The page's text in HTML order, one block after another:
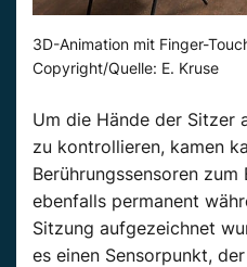
3D-Animation mit Finger-
Copyright/Quelle: E. Kruse
Um die Hände der Sitzer
zu kontrollieren, kamen
Berührungssensoren
ebenfalls permanent
Sitzung aufgezeichnet
es einen Sensorpunkt,